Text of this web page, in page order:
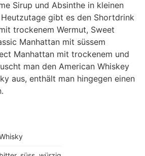
Sirup und Absinthe in kleinen
gibt es den Shortdrink
trockenem Wermut, Sweet
Manhattan mit süssem
Manhattan mit trockenem und
man den American Whiskey
aus, enthält man hingegen einen